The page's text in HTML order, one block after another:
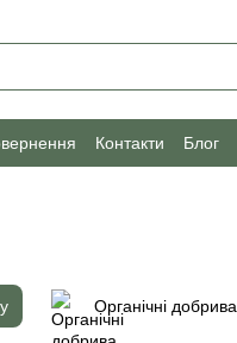
Контакти Блог
Органічні добрива